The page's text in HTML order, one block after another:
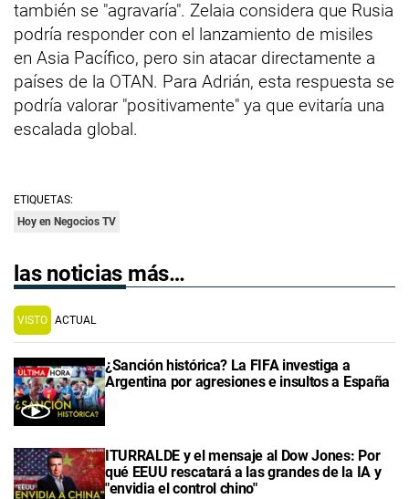
también se "agravaría". Zelaia considera que Rusia
podría responder con el lanzamiento de misiles
en Asia Pacífico, pero sin atacar directamente a
países de la OTAN. Para Adrián, esta respuesta se
podría valorar "positivamente" ya que evitaría una
escalada global.
ETIQUETAS:
Hoy en Negocios TV
las noticias más…
VISTO ACTUAL
¿Sanción histórica? La FIFA investiga a
Argentina por agresiones e insultos a España
ITURRALDE y el mensaje al Dow Jones: Por
qué EEUU rescatará a las grandes de la IA y
"envidia el control chino"